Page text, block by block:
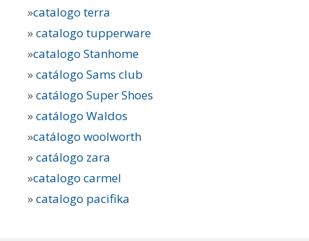
»catalogo terra
»catalogo tupperware
»catalogo Stanhome
»catálogo Sams club
»catálogo Super Shoes
»catálogo Waldos
»catálogo woolworth
»catálogo zara
»catalogo carmel
»catalogo pacifika